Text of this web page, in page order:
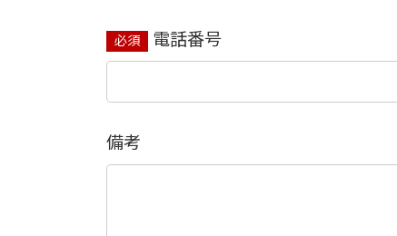
必須 電話番号
備考